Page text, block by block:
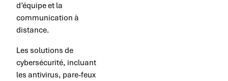
d’équipe et la
communication à
distance.
Les solutions de
cybersécurité, incluant
les antivirus, pare-feux